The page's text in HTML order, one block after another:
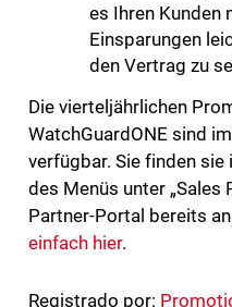
es Ihren Kunden
Einsparungen
den Vertrag zu
Die vierteljährlichen
WatchGuardONE sind
verfügbar. Sie finden sie
des Menüs unter „Sales
Partner-Portal bereits
einfach hier.
Registrado por: